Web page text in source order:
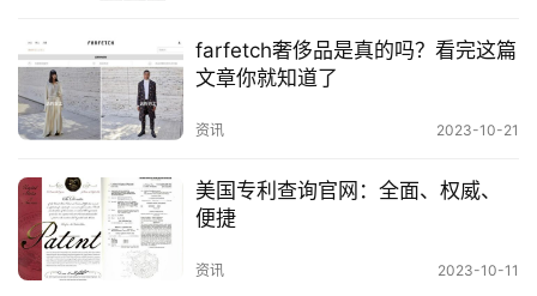
farfetch奢侈品是真的吗？看完这篇
文章你就知道了
资讯 2023-10-21
美国专利查询官网：全面、权威、
便捷
资讯 2023-10-11